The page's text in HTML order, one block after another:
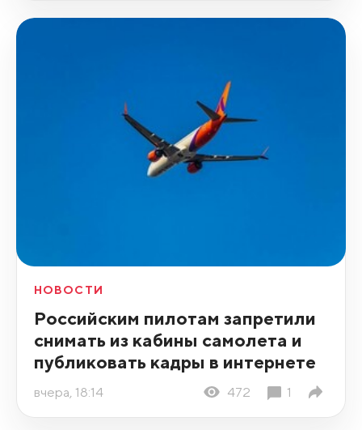
НОВОСТИ
Российским пилотам запретили
снимать из кабины самолета и
публиковать кадры в интернете
вчера, 18:14 472 1